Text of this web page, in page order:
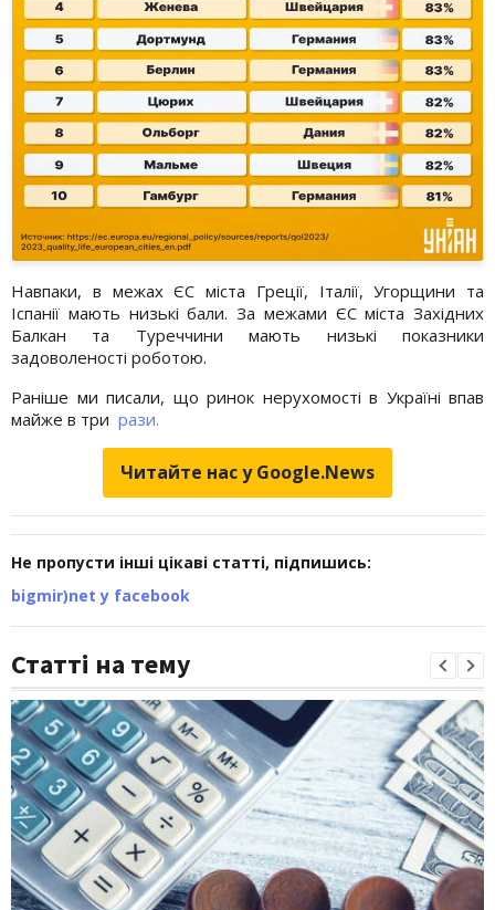
Навпаки, в межах ЄС міста Греції, Італії, Угорщини та
Іспанії мають низькі бали. За межами ЄС міста Західних
Балкан та Туреччини мають низькі показники
задоволеності роботою.
Раніше ми писали, що ринок нерухомості в Україні впав
майже в три рази.
Читайте нас у Google.News
Не пропусти інші цікаві статті, підпишись:
bigmir)net у facebook
Статті на тему